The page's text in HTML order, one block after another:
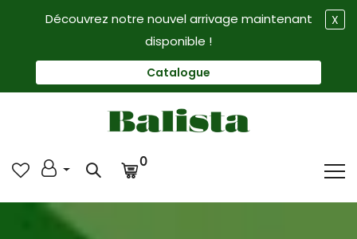
Découvrez notre nouvel arrivage maintenant
disponible !
Catalogue
X
0